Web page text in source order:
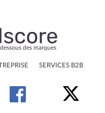
des marques
SERVICES B2B